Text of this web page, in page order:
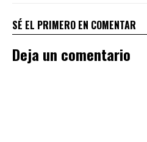
SÉ EL PRIMERO EN COMENTAR
Deja un comentario